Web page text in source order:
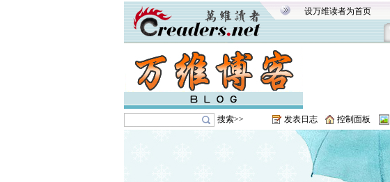
设万维读者为首页
搜索>> 发表日志 控制面板